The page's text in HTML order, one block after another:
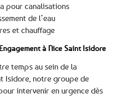
pour canalisations
de l’eau
et chauffage
à Nice Saint Isidore
temps au sein de la
Isidore, notre groupe de
intervenir en urgence dès